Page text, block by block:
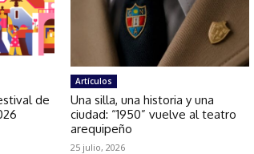
de
Artículos
Una silla, una historia y una
ciudad: “1950” vuelve al teatro
arequipeño
25 julio, 2026